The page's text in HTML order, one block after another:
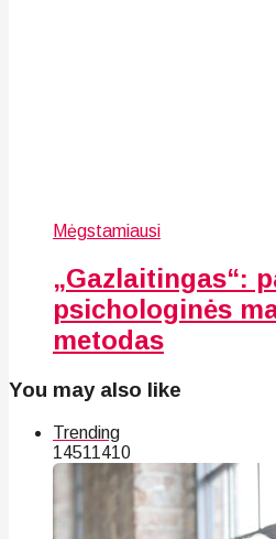
Mėgstamiausi
„Gazlaitingas“:
psichologinės
metodas
You may also like
Trending
14511410